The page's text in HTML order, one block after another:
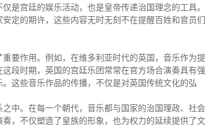
是宫廷的娱乐活动，也是皇帝传递治国理念的工具。
定的期许，这些内容无时无刻不在提醒百姓和官员们
要作用。例如，在维多利亚时代的英国，音乐作为提
段时期，英国的宫廷乐团常常在官方场合演奏具有强
这些音乐作品的传播，不仅是对英国传统文化的弘
中。在每一个朝代，音乐都与国家的治国理政、社会
，不仅塑造了皇族的形象，也为权力的延续提供了文